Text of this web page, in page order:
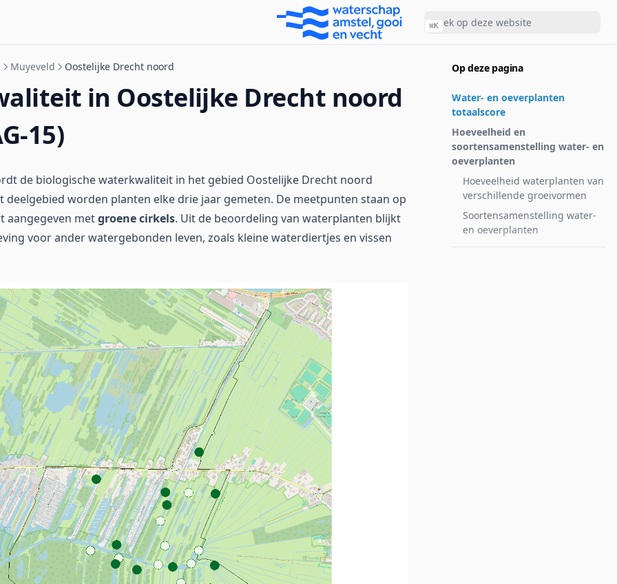
⌘K
Op deze pagina
Water- en oeverplanten
totaalscore
Hoeveelheid en
soortensamenstelling water- en
oeverplanten
Hoeveelheid waterplanten van
verschillende groeivormen
Soortensamenstelling water-
en oeverplanten
Muyeveld Oostelijke Drecht noord
in Oostelijke Drecht noord
15)
de biologische waterkwaliteit in het gebied Oostelijke Drecht noord
deelgebied worden planten elke drie jaar gemeten. De meetpunten staan op
aangegeven metgroene cirkels. Uit de beoordeling van waterplanten blijkt
voor ander watergebonden leven, zoals kleine waterdiertjes en vissen